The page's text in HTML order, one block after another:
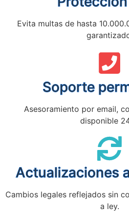
Evita multas de hasta
Soporte
Asesoramiento por email,
disponible
Actualizaciones
Cambios legales reflejados sin
a ley.